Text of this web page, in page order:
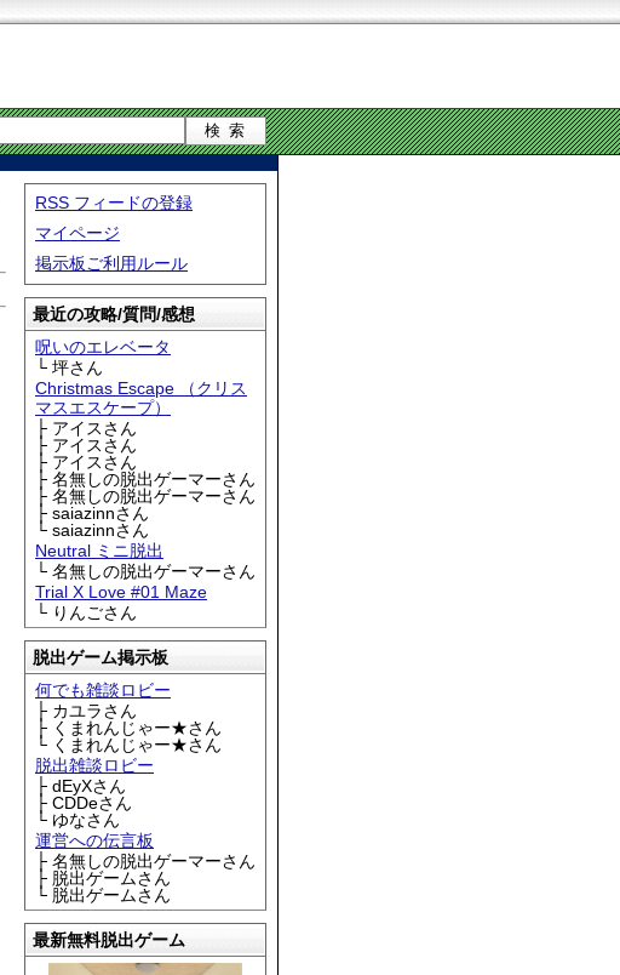
RSS フィードの登録
マイページ
掲示板ご利用ルール
最近の攻略/質問/感想
呪いのエレベータ
└ 坪さん
Christmas Escape （クリス
マスエスケープ）
├ アイスさん
├ アイスさん
├ アイスさん
├ 名無しの脱出ゲーマーさん
├ 名無しの脱出ゲーマーさん
├ saiazinnさん
└ saiazinnさん
Neutral ミニ脱出
└ 名無しの脱出ゲーマーさん
Trial X Love #01 Maze
└ りんごさん
脱出ゲーム掲示板
何でも雑談ロビー
├ カユラさん
├ くまれんじゃー★さん
└ くまれんじゃー★さん
脱出雑談ロビー
├ dEyXさん
├ CDDeさん
└ ゆなさん
運営への伝言板
├ 名無しの脱出ゲーマーさん
├ 脱出ゲームさん
└ 脱出ゲームさん
最新無料脱出ゲーム